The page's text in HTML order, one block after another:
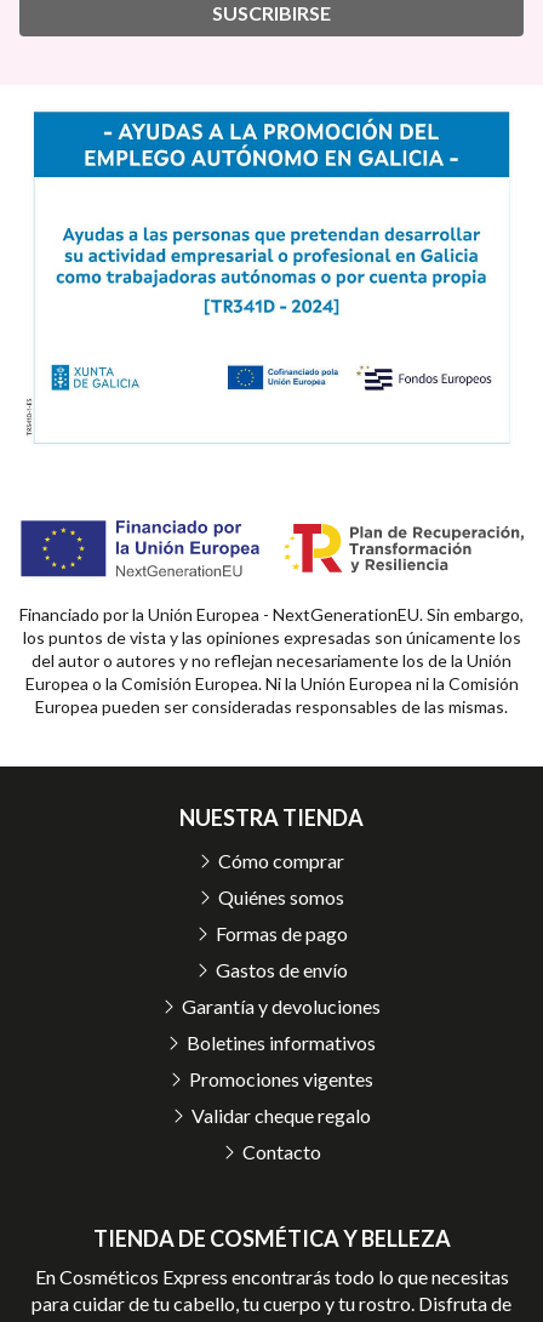
SUSCRIBIRSE
Financiado por la Unión Europea - NextGenerationEU. Sin embargo,
los puntos de vista y las opiniones expresadas son únicamente los
del autor o autores y no reflejan necesariamente los de la Unión
Europea o la Comisión Europea. Ni la Unión Europea ni la Comisión
Europea pueden ser consideradas responsables de las mismas.
TIENDA DE COSMÉTICA Y BELLEZA
En Cosméticos Express encontrarás todo lo que necesitas
para cuidar de tu cabello, tu cuerpo y tu rostro. Disfruta de
NUESTRA TIENDA
Cómo comprar
Quiénes somos
Formas de pago
Gastos de envío
Garantía y devoluciones
Boletines informativos
Promociones vigentes
Validar cheque regalo
Contacto